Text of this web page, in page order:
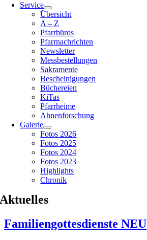
Service
Übersicht
A – Z
Pfarrbüros
Pfarrnachrichten
Newsletter
Messbestellungen
Sakramente
Bescheinigungen
Büchereien
KiTas
Pfarrheime
Ahnenforschung
Galerie
Fotos 2026
Fotos 2025
Fotos 2024
Fotos 2023
Highlights
Chronik
Aktuelles
Familiengottesdienste NEU